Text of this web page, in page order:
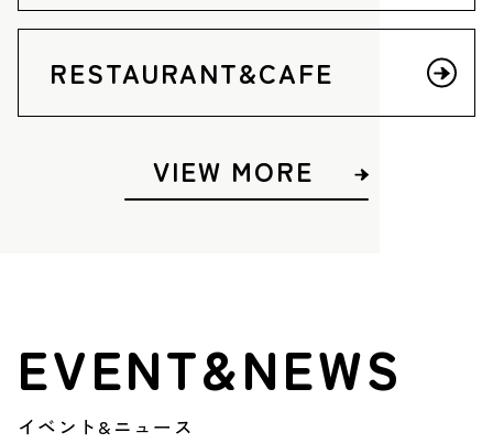
RESTAURANT&CAFE
VIEW MORE
EVENT&NEWS
イベント&ニュース